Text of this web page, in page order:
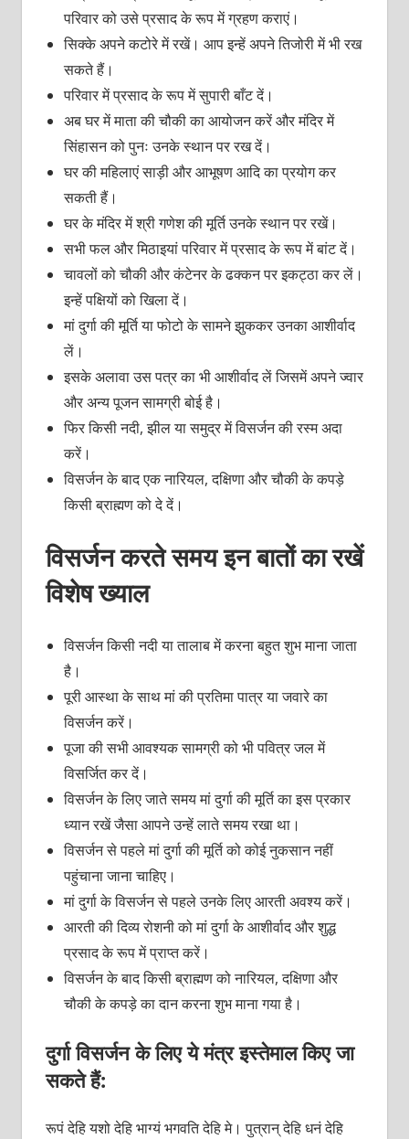
परिवार को उसे प्रसाद के रूप में ग्रहण कराएं।
सिक्के अपने कटोरे में रखें। आप इन्हें अपने तिजोरी में भी रख
सकते हैं।
परिवार में प्रसाद के रूप में सुपारी बाँट दें।
अब घर में माता की चौकी का आयोजन करें और मंदिर में
सिंहासन को पुनः उनके स्थान पर रख दें।
घर की महिलाएं साड़ी और आभूषण आदि का प्रयोग कर
सकती हैं।
घर के मंदिर में श्री गणेश की मूर्ति उनके स्थान पर रखें।
सभी फल और मिठाइयां परिवार में प्रसाद के रूप में बांट दें।
चावलों को चौकी और कंटेनर के ढक्कन पर इकट्ठा कर लें।
इन्हें पक्षियों को खिला दें।
मां दुर्गा की मूर्ति या फोटो के सामने झुककर उनका आशीर्वाद
लें।
इसके अलावा उस पत्र का भी आशीर्वाद लें जिसमें अपने ज्वार
और अन्य पूजन सामग्री बोई है।
फिर किसी नदी, झील या समुद्र में विसर्जन की रस्म अदा
करें।
विसर्जन के बाद एक नारियल, दक्षिणा और चौकी के कपड़े
किसी ब्राह्मण को दे दें।
विसर्जन करते समय इन बातों का रखें
विशेष ख्याल
विसर्जन किसी नदी या तालाब में करना बहुत शुभ माना जाता
है।
पूरी आस्था के साथ मां की प्रतिमा पात्र या जवारे का
विसर्जन करें।
पूजा की सभी आवश्यक सामग्री को भी पवित्र जल में
विसर्जित कर दें।
विसर्जन के लिए जाते समय मां दुर्गा की मूर्ति का इस प्रकार
ध्यान रखें जैसा आपने उन्हें लाते समय रखा था।
विसर्जन से पहले मां दुर्गा की मूर्ति को कोई नुकसान नहीं
पहुंचाना जाना चाहिए।
मां दुर्गा के विसर्जन से पहले उनके लिए आरती अवश्य करें।
आरती की दिव्य रोशनी को मां दुर्गा के आशीर्वाद और शुद्ध
प्रसाद के रूप में प्राप्त करें।
विसर्जन के बाद किसी ब्राह्मण को नारियल, दक्षिणा और
चौकी के कपड़े का दान करना शुभ माना गया है।
दुर्गा विसर्जन के लिए ये मंत्र इस्तेमाल किए जा
सकते हैं:
रूपं देहि यशो देहि भाग्यं भगवति देहि मे। पुत्रान् देहि धनं देहि